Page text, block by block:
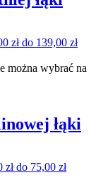
zł do 139,00 zł
można wybrać na
łąki
do 75,00 zł